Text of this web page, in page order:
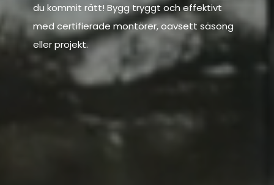
du kommit rätt! Bygg tryggt och effektivt
med certifierade montörer, oavsett säsong
eller projekt.